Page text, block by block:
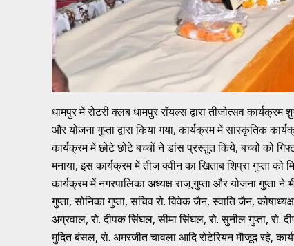
धामपुर में रोटरी क्लब धामपुर रॉयल्स द्वारा तीजोत्सव
और योजना गुप्ता द्वारा किया गया, कार्यक्रम में सांस्कृतिक
कार्यक्रम में छोटे छोटे बच्चों ने डांस प्रस्तुत किये, बच्चोे को
मनाया, इस कार्यक्रम में तीज क्वीन का खिताब शिप्रा गुप्ता को
कार्यक्रम में नगरपालिका अध्यक्ष राजू गुप्ता और योजना गुप्ता
गुप्ता, सोनिका गुप्ता, सचिव रो. विवेक जैन, स्वाति जैन,
अग्रवाल, रो. दीपक सिंघल, सीमा सिंघल, रो. सुनील गुप्ता, रो.
मुदित बंसल, रो. अमरजीत चावला आदि रोटेरियन मौजूद रहे,